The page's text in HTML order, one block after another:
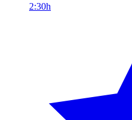
2:30h